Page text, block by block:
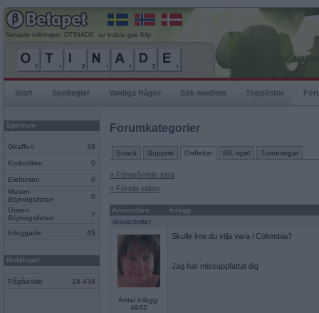
Senaste rullningen, OTINADE, av trulsie gav 64p
Start Spelregler Vanliga frågor Sök medlem Topplistor
Spelrum
Giraffen 38
Krokodilen 0
Elefanten
0
Musen
Böjningslistan
0
Grisen
Böjningslistan
7
Inloggade 45
Mobilspel
Pågående 18 434
Forumkategorier
Snack Support Ordlekar IRL-spel Turneringar
« Föregående sida
« Första sidan
Användare
Inlägg
olausdotter
Antal inlägg:
4962
Skulle inte du vilja vara i Colombia?
Jag har missuppfattat dig